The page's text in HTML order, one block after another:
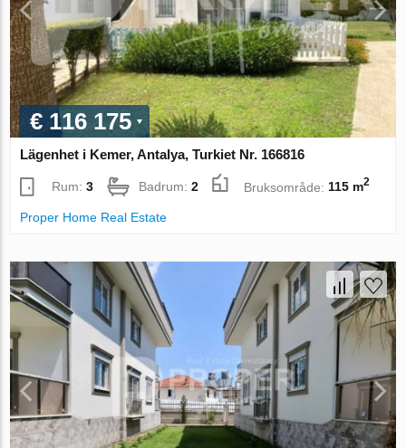
€ 116 175
Lägenhet i Kemer, Antalya, Turkiet Nr. 166816
Rum:3 Badrum:2 Bruksområde:115 m2
Proper Home Real Estate